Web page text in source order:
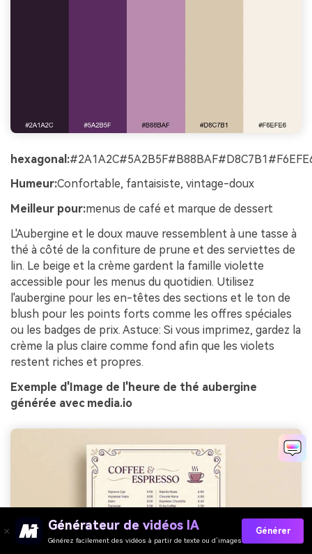
hexagonal:
Humeur:Confortable, fantaisiste, vintage-doux
Meilleur pour:menus de café et marque de dessert
L'Aubergine et le doux mauve ressemblent à une tasse à
thé à côté de la confiture de prune et des serviettes de
lin. Le beige et la crème gardent la famille violette
accessible pour les menus du quotidien. Utilisez
l'aubergine pour les en-têtes des sections et le ton de
blush pour les points forts comme les offres spéciales
ou les badges de prix. Astuce: Si vous imprimez, gardez la
crème la plus claire comme fond afin que les violets
restent riches et propres.
Exemple d'Image de l'heure de thé aubergine
générée avec media.io
Générateur de vidéos IA
Générez facilement des vidéos à partir de texte ou d’images
Générer